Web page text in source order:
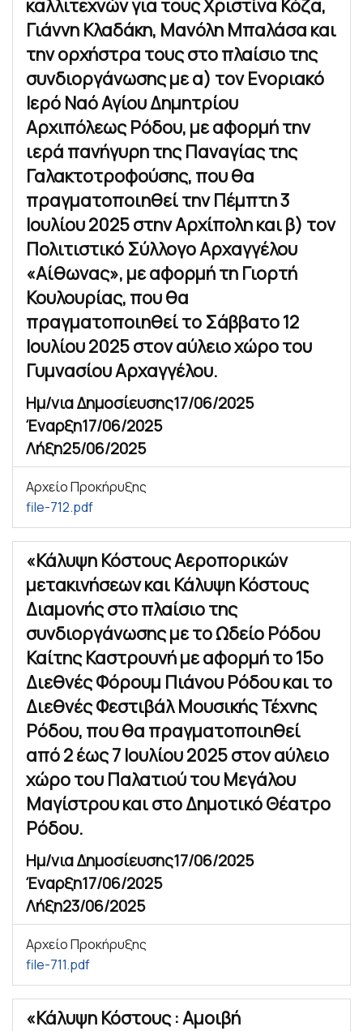
καλλιτεχνών για τους Χριστίνα Κόζα,
Γιάννη Κλαδάκη, Μανόλη Μπαλάσα και
την ορχήστρα τους στο πλαίσιο της
συνδιοργάνωσης με α) τον Ενοριακό
Ιερό Ναό Αγίου Δημητρίου
Αρχιπόλεως Ρόδου, με αφορμή την
ιερά πανήγυρη της Παναγίας της
Γαλακτοτροφούσης, που θα
πραγματοποιηθεί την Πέμπτη 3
Ιουλίου 2025 στην Αρχίπολη και β) τον
Πολιτιστικό Σύλλογο Αρχαγγέλου
«Αίθωνας», με αφορμή τη Γιορτή
Κουλουρίας, που θα
πραγματοποιηθεί το Σάββατο 12
Ιουλίου 2025 στον αύλειο χώρο του
Γυμνασίου Αρχαγγέλου.
Ημ/νια Δημοσίευσης17/06/2025
Έναρξη17/06/2025
Λήξη25/06/2025
Αρχείο Προκήρυξης
file-712.pdf
«Κάλυψη Κόστους Αεροπορικών
μετακινήσεων και Κάλυψη Κόστους
Διαμονής στο πλαίσιο της
συνδιοργάνωσης με το Ωδείο Ρόδου
Καίτης Καστρουνή με αφορμή το 15ο
Διεθνές Φόρουμ Πιάνου Ρόδου και το
Διεθνές Φεστιβάλ Μουσικής Τέχνης
Ρόδου, που θα πραγματοποιηθεί
από 2 έως 7 Ιουλίου 2025 στον αύλειο
χώρο του Παλατιού του Μεγάλου
Μαγίστρου και στο Δημοτικό Θέατρο
Ρόδου.
Ημ/νια Δημοσίευσης17/06/2025
Έναρξη17/06/2025
Λήξη23/06/2025
Αρχείο Προκήρυξης
file-711.pdf
«Κάλυψη Κόστους : Αμοιβή